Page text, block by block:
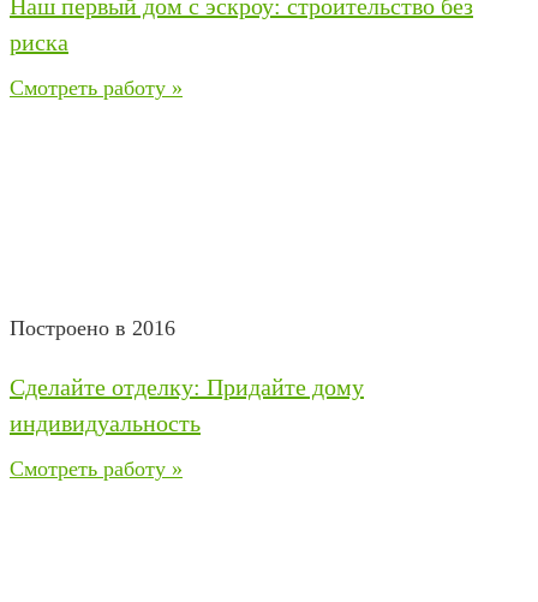
Наш первый дом с эскроу: строительство без
риска
Смотреть работу »
Построено в 2016
Сделайте отделку: Придайте дому
индивидуальность
Смотреть работу »